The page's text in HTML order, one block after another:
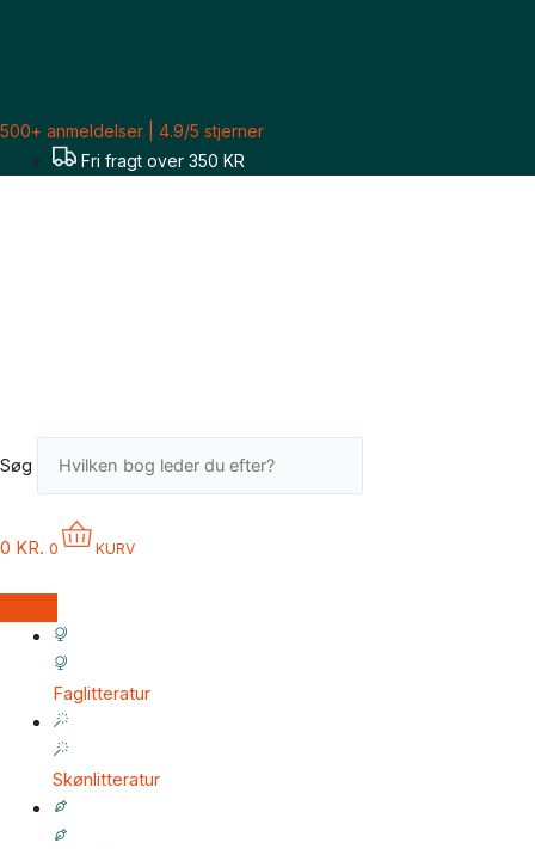
500+ anmeldelser | 4.9/5 stjerner
Fri fragt over 350 KR
Søg
0 KR. 0 KURV
Faglitteratur
Skønlitteratur